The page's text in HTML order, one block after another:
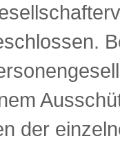
der